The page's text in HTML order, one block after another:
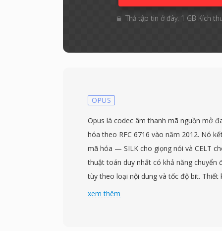
Thả tập tin ở đây. 1 GB Kích
OPUS
Opus là codec âm thanh mã nguồn mở
hóa theo RFC 6716 vào năm 2012. Nó
mã hóa — SILK cho giọng nói và CELT
thuật toán duy nhất có khả năng chuyển
tùy theo loại nội dung và tốc độ bit. Thiết
vượt trội hầu hết mọi codec khác trong
xem thêm